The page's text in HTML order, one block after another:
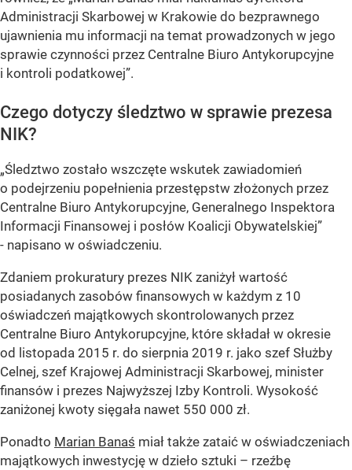
Administracji Skarbowej w Krakowie do bezprawnego
ujawnienia mu informacji na temat prowadzonych w jego
sprawie czynności przez Centralne Biuro Antykorupcyjne
i kontroli podatkowej”.
Czego dotyczy śledztwo w sprawie prezesa
NIK?
„Śledztwo zostało wszczęte wskutek zawiadomień
o podejrzeniu popełnienia przestępstw złożonych przez
Centralne Biuro Antykorupcyjne, Generalnego Inspektora
Informacji Finansowej i posłów Koalicji Obywatelskiej”
- napisano w oświadczeniu.
Zdaniem prokuratury prezes NIK zaniżył wartość
posiadanych zasobów finansowych w każdym z 10
oświadczeń majątkowych skontrolowanych przez
Centralne Biuro Antykorupcyjne, które składał w okresie
od listopada 2015 r. do sierpnia 2019 r. jako szef Służby
Celnej, szef Krajowej Administracji Skarbowej, minister
finansów i prezes Najwyższej Izby Kontroli. Wysokość
zaniżonej kwoty sięgała nawet 550 000 zł.
Ponadto Marian Banaś miał także zataić w oświadczeniach
majątkowych inwestycję w dzieło sztuki – rzeźbę